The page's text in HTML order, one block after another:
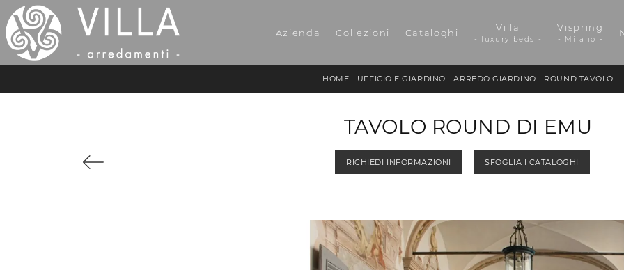
Azienda Collezioni Cataloghi Villa
- luxury beds -
Vispring
- Milano -
HOME - UFFICIO E GIARDINO -ARREDO GIARDINO - ROUND TAVOLO
TAVOLO ROUND DI EMU
RICHIEDI INFORMAZIONI SFOGLIA I CATALOGHI